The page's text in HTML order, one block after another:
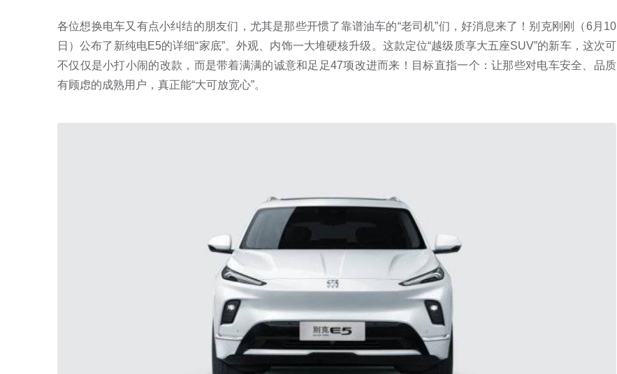
各位想换电车又有点小纠结的朋友们，尤其是那些开惯了靠谱油车的“老司机”们，好消息来了！别克刚刚（6月10
日）公布了新纯电E5的详细“家底”。外观、内饰一大堆硬核升级。这款定位“越级质享大五座SUV”的新车，这次可
不仅仅是小打小闹的改款，而是带着满满的诚意和足足47项改进而来！目标直指一个：让那些对电车安全、品质
有顾虑的成熟用户，真正能“大可放宽心”。